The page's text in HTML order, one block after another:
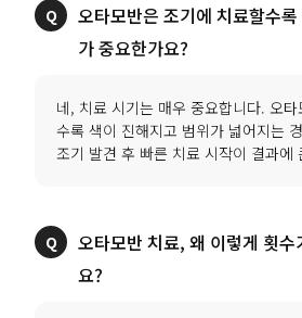
오타모반은 조기에 치료할수
네, 치료 시기는 매우 중요합니다. 오
수록 색이 진해지고 범위가 넓어지는
오타모반 치료, 왜 이렇게 횟